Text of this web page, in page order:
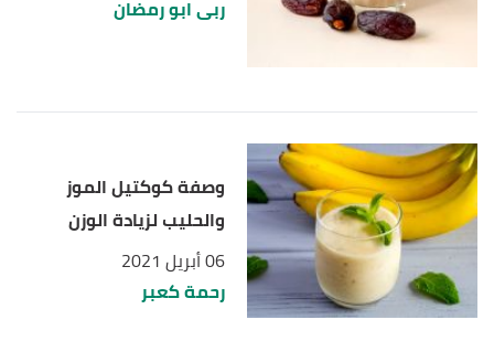
ربى ابو رمضان
وصفة كوكتيل الموز
والحليب لزيادة الوزن
06 أبريل 2021
رحمة كعبر